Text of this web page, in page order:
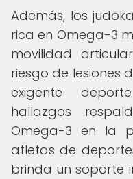
Además, los
rica en Omega-3
movilidad
riesgo de lesiones
exigente
hallazgos
Omega-3 en la
atletas de
brinda un soporte